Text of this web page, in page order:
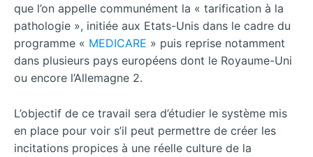
que l’on appelle communément la « tarification à la
pathologie », initiée aux Etats-Unis dans le cadre du
programme « MEDICARE » puis reprise notamment
dans plusieurs pays européens dont le Royaume-Uni
ou encore l’Allemagne 2.
L’objectif de ce travail sera d’étudier le système mis
en place pour voir s’il peut permettre de créer les
incitations propices à une réelle culture de la